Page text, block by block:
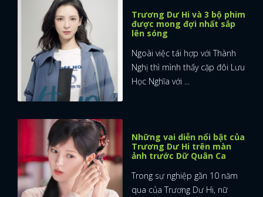
Trương Dư Hi và 3 bộ phim
được mong đợi nhất sắp
lên sóng
Ngoài việc tái hợp với Thành
Nghị thì mình thấy cặp đôi Lưu
Học Nghĩa với ...
Những vai diễn nổi bật của
Trương Dư Hi trên màn
ảnh trước Dữ Quân Ca
Trong sự nghiệp gần 10 năm
qua của Trương Dư Hi, nữ